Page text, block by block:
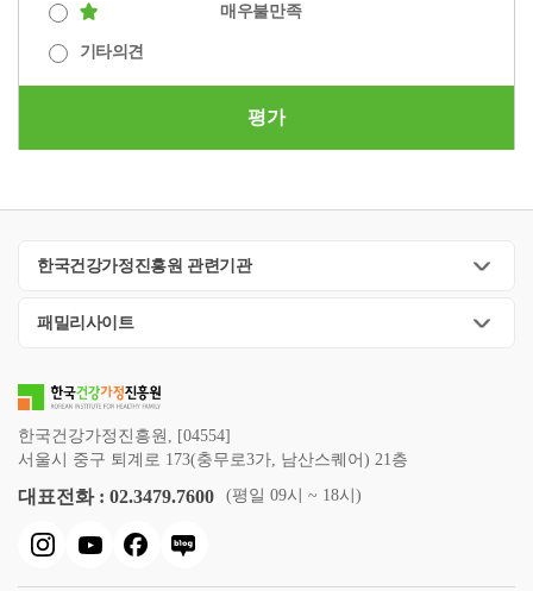
매우불만족
기타의견
평가
한국건강가정진흥원 관련기관
패밀리사이트
한국건강가정진흥원, [04554]
서울시 중구 퇴계로 173(충무로3가, 남산스퀘어) 21층
대표전화 : 02.3479.7600 (평일 09시 ~ 18시)